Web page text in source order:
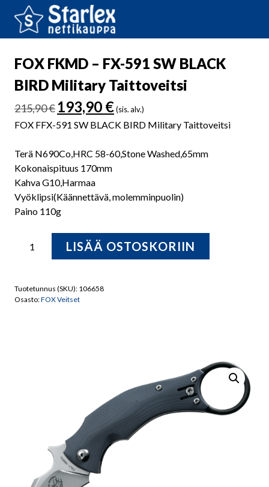
FOX FKMD – FX-591 SW BLACK
BIRD Military Taittoveitsi
215,90€ Alkuperäinen
hinta
oli:
193,90 €Nykyinen
hinta
on:
(sis. alv.)
FOX FFX-591 SW BLACK BIRD Military Taittoveitsi
Terä N690Co,HRC 58-60,Stone Washed,65mm
Kokonaispituus 170mm
Kahva G10,Harmaa
Vyöklipsi(Käännettävä, molemminpuolin)
Paino 110g
FKMD
591
LISÄÄ OSTOSKORIIN
Tuotetunnus (SKU): 106658
Osasto:FOX Veitset